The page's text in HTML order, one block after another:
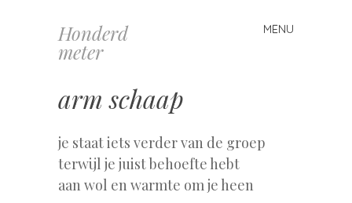
Honderd
meter
MENU
Spring
naar
arm schaap
je staat iets verder van de groep
terwijl je juist behoefte hebt
aan wol en warmte om je heen